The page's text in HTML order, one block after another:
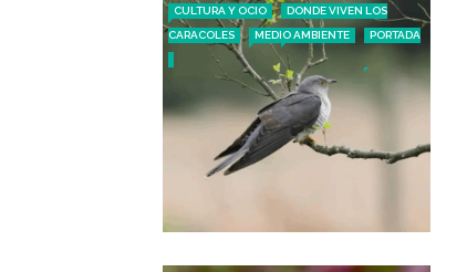
CULTURA Y OCIO
DONDE VIVEN LOS
CARACOLES
MEDIO AMBIENTE PORTADA